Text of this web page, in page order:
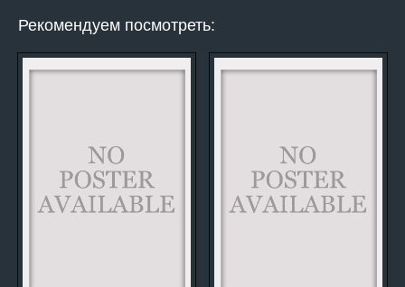
Рекомендуем посмотреть: